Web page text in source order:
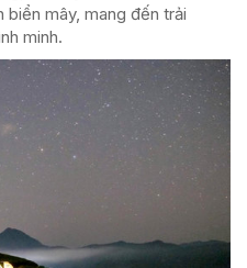
biển mây, mang đến trải
minh.